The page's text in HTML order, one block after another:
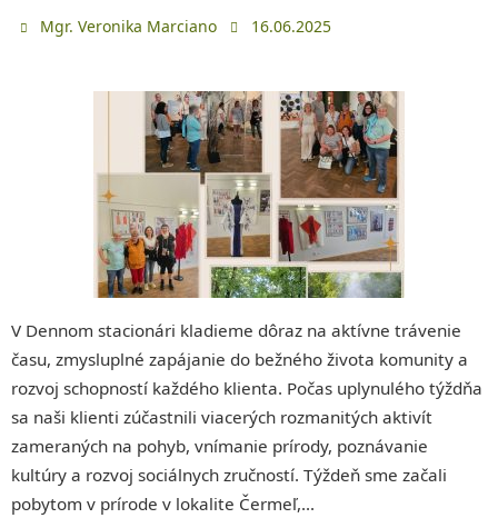
Mgr. Veronika Marciano 16.06.2025
V Dennom stacionári kladieme dôraz na aktívne trávenie
času, zmysluplné zapájanie do bežného života komunity a
rozvoj schopností každého klienta. Počas uplynulého týždňa
sa naši klienti zúčastnili viacerých rozmanitých aktivít
zameraných na pohyb, vnímanie prírody, poznávanie
kultúry a rozvoj sociálnych zručností. Týždeň sme začali
pobytom v prírode v lokalite Čermeľ,…